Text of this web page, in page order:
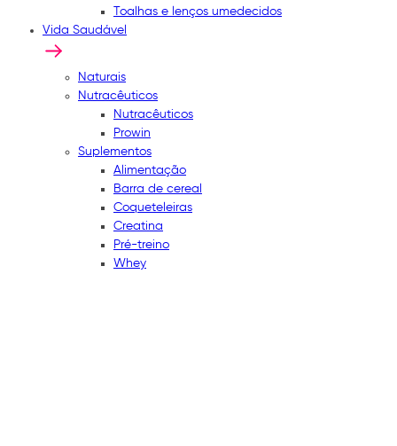
Toalhas e lenços umedecidos
Vida Saudável
Naturais
Nutracêuticos
Nutracêuticos
Prowin
Suplementos
Alimentação
Barra de cereal
Coqueteleiras
Creatina
Pré-treino
Whey